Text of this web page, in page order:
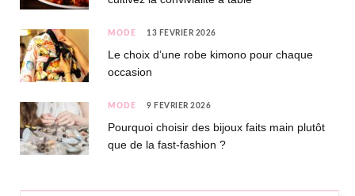
MODE 13 FÉVRIER 2026
Le choix d’une robe kimono pour chaque
occasion
MODE 9 FÉVRIER 2026
Pourquoi choisir des bijoux faits main plutôt
que de la fast-fashion ?